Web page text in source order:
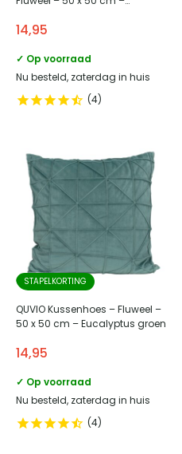
14,95
✓ Op voorraad
Nu besteld, zaterdag in huis
4
STAPELKORTING
QUVIO Kussenhoes – Fluweel –
50 x 50 cm – Eucalyptus groen
14,95
✓ Op voorraad
Nu besteld, zaterdag in huis
4